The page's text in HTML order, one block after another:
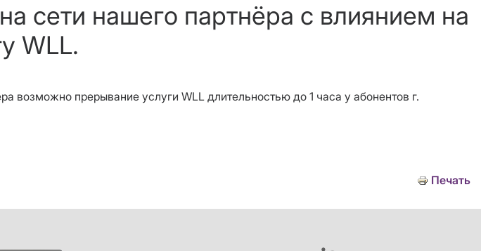
сети нашего партнёра с влиянием на
WLL.
возможно прерывание услуги WLL длительностью до 1 часа у абонентов г.
Печать